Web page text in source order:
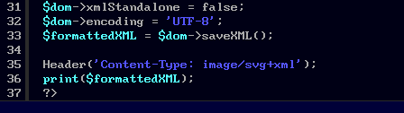
31
32
33
34
35
36
37
$dom->xmlStandalone = false;
$dom->encoding = 'UTF-8' ;
$formattedXML
= $dom->saveXML();
Header('Content-Type: image/svg+xml' );
print($formattedXML);
?>